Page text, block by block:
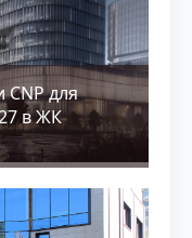
CNP для
в ЖК